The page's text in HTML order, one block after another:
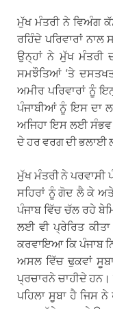
ਮੁੱਖ ਮੰਤਰੀ ਨੇ ਵਿਅੰਗ
ਰਹਿੰਦੇ ਪਰਿਵਾਰਾਂ
ਉਨ੍ਹਾਂ ਨੇ ਮੁੱਖ ਮੰਤਰੀ
ਸਮਝੌਤਿਆਂ ‘ਤੇ
ਅਮੀਰ ਪਰਿਵਾਰਾਂ ਨੂੰ
ਪੰਜਾਬੀਆਂ ਨੂੰ ਇਸ ਦਾ
ਅਜਿਹਾ ਇਸ ਲਈ ਸੰਭਵ
ਦੇ ਹਰ ਵਰਗ ਦੀ ਭਲਾਈ
ਮੁੱਖ ਮੰਤਰੀ ਨੇ ਪਰਵਾਸੀ
ਸਹਿਰਾਂ ਨੂੰ ਗੋਦ ਲੈ ਕੇ
ਪੰਜਾਬ ਵਿੱਚ ਚੱਲ ਰਹੇ
ਲਈ ਵੀ ਪ੍ਰੇਰਿਤ
ਕਰਵਾਇਆ ਕਿ ਪੰਜਾਬ
ਅਸਲ ਵਿੱਚ ਢੁਕਵਾਂ
ਪ੍ਰਚਾਰਨੇ ਚਾਹੀਦੇ ਹਨ।
ਪਹਿਲਾ ਸੂਬਾ ਹੈ ਜਿਸ